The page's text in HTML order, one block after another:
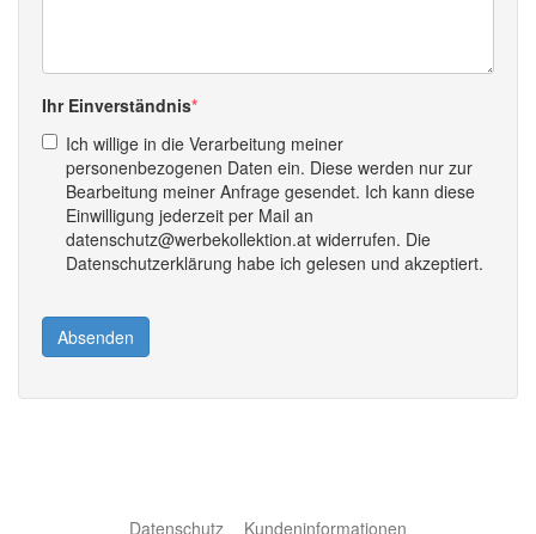
Ihr Einverständnis
Ich willige in die Verarbeitung meiner
personenbezogenen Daten ein. Diese werden nur zur
Bearbeitung meiner Anfrage gesendet. Ich kann diese
Einwilligung jederzeit per Mail an
datenschutz@werbekollektion.at widerrufen. Die
Datenschutzerklärung habe ich gelesen und akzeptiert.
Absenden
Datenschutz Kundeninformationen